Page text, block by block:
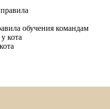
обучения командам